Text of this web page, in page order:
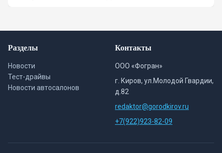
Разделы
Новости
Тест-драйвы
Новости автосалонов
Контакты
ООО «Фогран»
г. Киров, ул.Молодой Гвардии,
д.82
redaktor@gorodkirov.ru
+7(922)923-82-09